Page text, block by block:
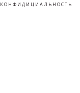
КОНФИДИЦИАЛЬНОСТЬ